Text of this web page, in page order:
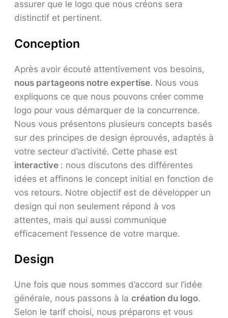
assurer que le logo que nous créons sera
distinctif et pertinent.
Conception
Après avoir écouté attentivement vos besoins,
nous partageons notre expertise. Nous vous
expliquons ce que nous pouvons créer comme
logo pour vous démarquer de la concurrence.
Nous vous présentons plusieurs concepts basés
sur des principes de design éprouvés, adaptés à
votre secteur d’activité. Cette phase est
interactive : nous discutons des différentes
idées et affinons le concept initial en fonction de
vos retours. Notre objectif est de développer un
design qui non seulement répond à vos
attentes, mais qui aussi communique
efficacement l’essence de votre marque.
Design
Une fois que nous sommes d’accord sur l’idée
générale, nous passons à la création du logo.
Selon le tarif choisi, nous préparons et vous